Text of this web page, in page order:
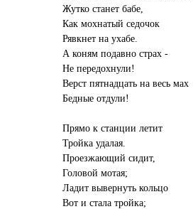
Жутко станет бабе,
Как мохнатый седочок
Рявкнет на ухабе.
А коням подавно страх -
Не передохнули!
Верст пятнадцать на весь мах
Бедные отдули!
Прямо к станции летит
Тройка удалая.
Проезжающий сидит,
Головой мотая;
Ладит вывернуть кольцо
Вот и стала тройка;